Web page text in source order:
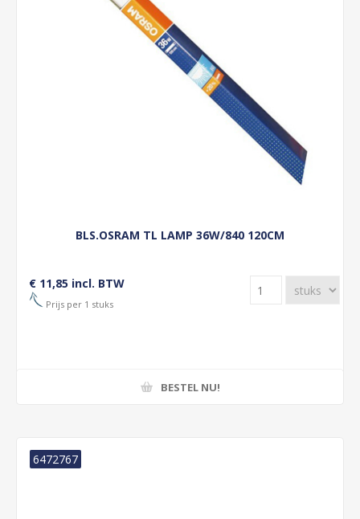
BLS.OSRAM TL LAMP 36W/840 120CM
€ 11,85 incl. BTW
Prijs per 1 stuks
BESTEL NU!
6472767